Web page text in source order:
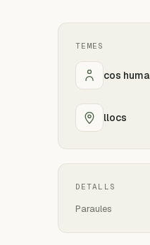
TEMES
cos huma
llocs
DETALLS
Paraules